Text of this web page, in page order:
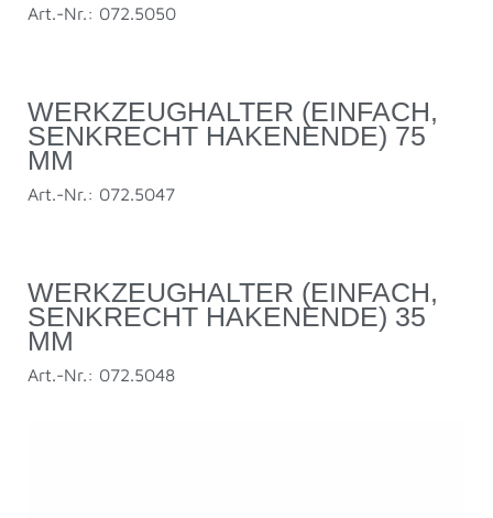
Art.-Nr.: 072.5050
WERKZEUGHALTER (EINFACH,
SENKRECHT HAKENENDE) 75
MM
Art.-Nr.: 072.5047
WERKZEUGHALTER (EINFACH,
SENKRECHT HAKENENDE) 35
MM
Art.-Nr.: 072.5048